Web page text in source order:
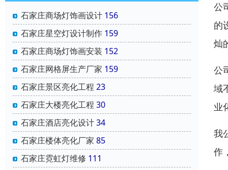
石家庄商场灯饰画设计 156
石家庄星空灯设计制作 159
石家庄商场灯饰画安装 152
石家庄网格屏生产厂家 159
石家庄景区亮化工程 23
石家庄大楼亮化工程 30
石家庄酒店亮化设计34
石家庄楼体亮化厂家 85
石家庄霓虹灯维修 111
公
的
灿
公
域
业
我
作